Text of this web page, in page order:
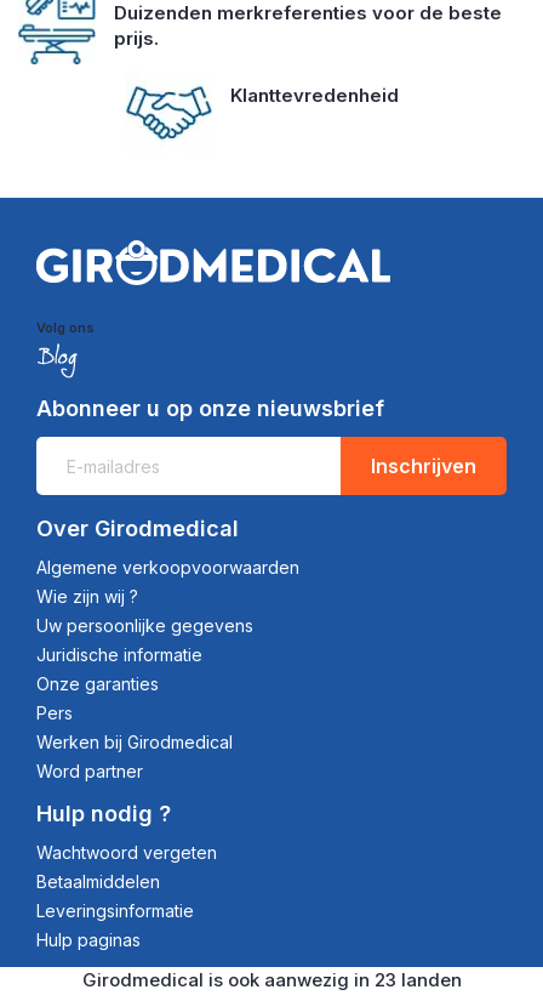
Duizenden merkreferenties voor de beste
prijs.
Klanttevredenheid
Volg ons
Abonneer u op onze nieuwsbrief
Inschrijven
Over Girodmedical
Algemene verkoopvoorwaarden
Wie zijn wij ?
Uw persoonlijke gegevens
Juridische informatie
Onze garanties
Pers
Werken bij Girodmedical
Word partner
Hulp nodig ?
Wachtwoord vergeten
Betaalmiddelen
Leveringsinformatie
Hulp paginas
Girodmedical is ook aanwezig in 23 landen